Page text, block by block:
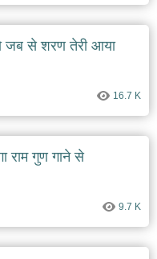
जब से शरण तेरी आया
16.7 K
राम गुण गाने से
9.7 K